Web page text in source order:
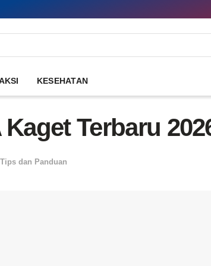
KESEHATAN
Terbaru
Tips dan Panduan